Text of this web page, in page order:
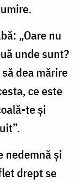
„Oare nu
unde sunt?
dea mărire
ce este
te şi
nedemnă şi
drept se